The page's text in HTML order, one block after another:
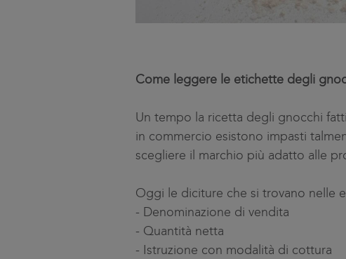
Come leggere le etichette degli
Un tempo la ricetta degli gnocchi
in commercio esistono impasti
scegliere il marchio più adatto alle
Oggi le diciture che si trovano nelle
- Denominazione di vendita
- Quantità netta
- Istruzione con modalità di cottura